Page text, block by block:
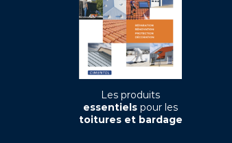
Les produits
essentiels pour les
toitures et bardage